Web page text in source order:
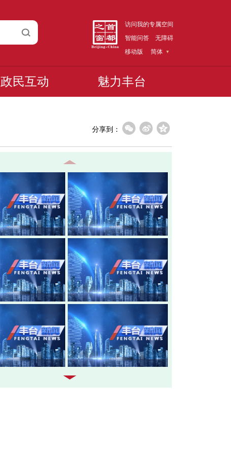
访问我的专属空间
智能问答
无障碍
移动版
简体
政民互动 魅力丰台
分享到：
20260805-丰台新闻
20260803-丰台新闻
20260730-丰台新闻